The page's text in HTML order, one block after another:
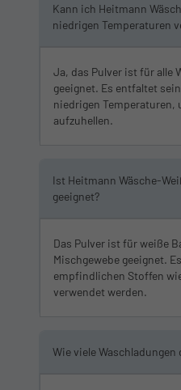
Kann ich Heitmann
niedrigen Temperaturen
Ja, das Pulver ist für alle
geeignet. Es entfaltet
niedrigen Temperaturen,
aufzuhellen.
Ist Heitmann Wäsche-
geeignet?
Das Pulver ist für weiße
Mischgewebe geeignet.
empfindlichen Stoffen
verwendet werden.
Wie viele Waschladungen